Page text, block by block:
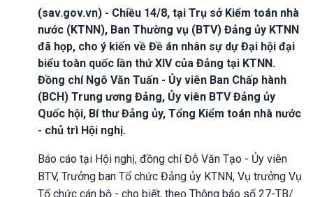
(sav.gov.vn) - Chiều 14/8, tại Trụ sở Kiểm toán nhà
nước (KTNN), Ban Thường vụ (BTV) Đảng ủy KTNN
đã họp, cho ý kiến về Đề án nhân sự dự Đại hội đại
biểu toàn quốc lần thứ XIV của Đảng tại KTNN.
Đồng chí Ngô Văn Tuấn - Ủy viên Ban Chấp hành
(BCH) Trung ương Đảng, Ủy viên BTV Đảng ủy
Quốc hội, Bí thư Đảng ủy, Tổng Kiểm toán nhà nước
- chủ trì Hội nghị.
Báo cáo tại Hội nghị, đồng chí Đỗ Văn Tạo - Ủy viên
BTV, Trưởng ban Tổ chức Đảng ủy KTNN, Vụ trưởng Vụ
Tổ chức cán bộ - cho biết, theo Thông báo số 27-TB/